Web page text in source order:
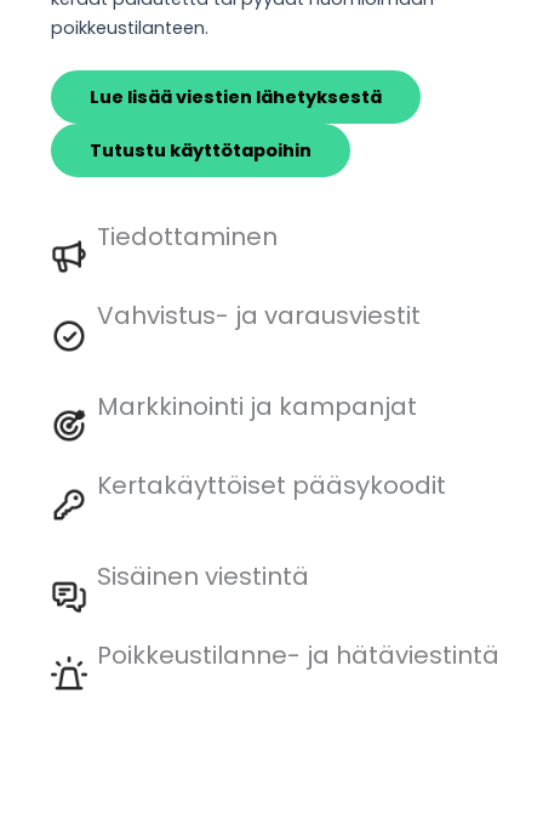
poikkeustilanteen.
Lue lisää viestien lähetyksestä
Tutustu käyttötapoihin
Tiedottaminen
Vahvistus- ja varausviestit
Markkinointi ja kampanjat
Kertakäyttöiset pääsykoodit
Sisäinen viestintä
Poikkeustilanne- ja hätäviestintä